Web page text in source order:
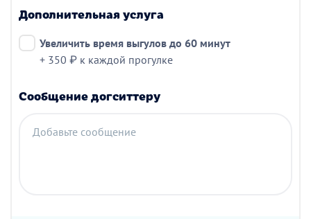
Дополнительная услуга
Увеличить время выгулов до 60 минут
+ 350 ₽ к каждой прогулке
Сообщение догситтеру
Добавьте сообщение